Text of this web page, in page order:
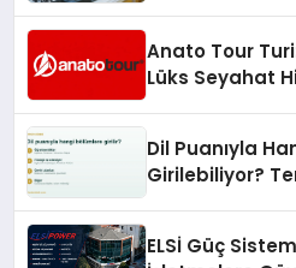
Anato Tour
Lüks Seyahat
Dil Puanıyla
Girilebiliyor?
ELSİ Güç